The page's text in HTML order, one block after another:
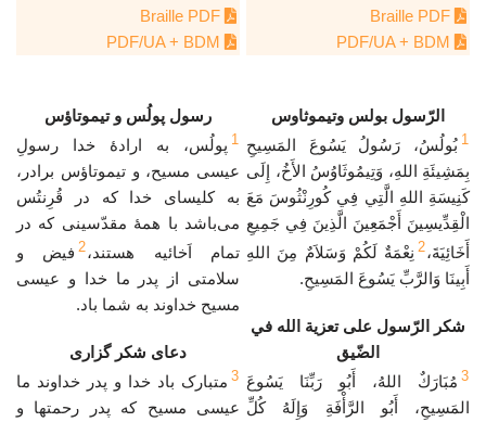
الرّسول بولس وتيموثاوس
1 بُولُسُ، رَسُولُ يَسُوعَ المَسِيحِ
بِمَشِيئَةِ اللهِ، وَتِيمُوثَاوُسُ الأَخُ، إِلَى
كَنِيسَةِ اللهِ الَّتِي فِي كُورِنْثُوسَ مَعَ
الْقِدِّيسِينَ أَجْمَعِينَ الَّذِينَ فِي جَمِيعِ
أَخَائِيَةَ،2 نِعْمَةٌ لَكُمْ وَسَلاَمٌ مِنَ اللهِ
أَبِينَا وَالرَّبِّ يَسُوعَ المَسِيحِ.
شكر الرّسول على تعزية الله في
الضّيق
3 مُبَارَكٌ اللهُ، أَبُو رَبِّنَا يَسُوعَ
المَسِيحِ، أَبُو الرَّأْفَةِ وَإِلَهُ كُلِّ
رسول پولُس و تیموتاؤس
1 پولُس، به ارادهٔ خدا رسولِ
عیسی مسیح، و تیموتاؤس برادر،
به کلیسای خدا که در قُرِنتُس
می‌باشد با همهٔ مقدّسینی که در
تمام اَخائیه هستند،2 فیض و
سلامتی از پدر ما خدا و عیسی
مسیح خداوند به شما باد.
دعاى شکر گزاری
3 متبارک باد خدا و پدر خداوند ما
عیسی مسیح که پدر رحمتها و